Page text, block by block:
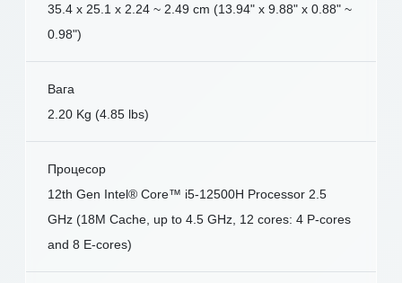
35.4 x 25.1 x 2.24 ~ 2.49 cm (13.94" x 9.88" x 0.88" ~
0.98")
Вага
2.20 Kg (4.85 lbs)
Процесор
12th Gen Intel® Core™ i5-12500H Processor 2.5
GHz (18M Cache, up to 4.5 GHz, 12 cores: 4 P-cores
and 8 E-cores)